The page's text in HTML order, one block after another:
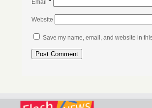
Email
Website
Save my name, email, and website in